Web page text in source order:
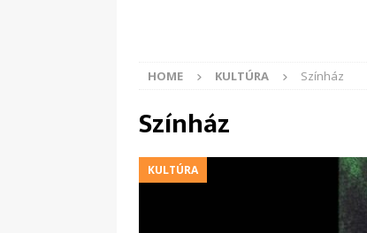
HOME KULTÚRA Színház
Színház
KULTÚRA